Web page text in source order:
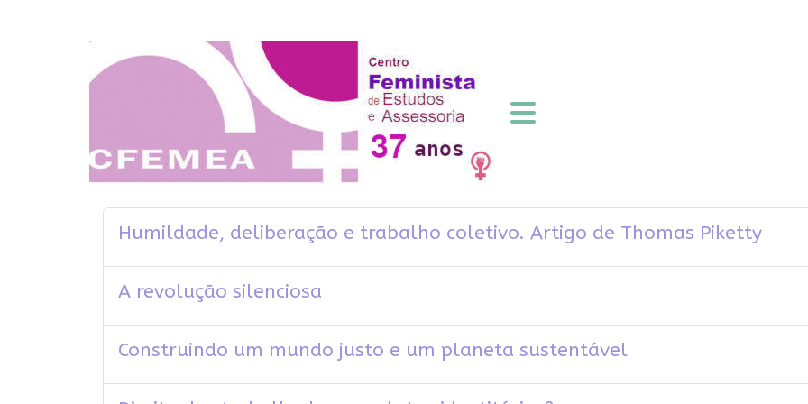
Humildade, deliberação e trabalho coletivo. Artigo de Thomas Piketty
A revolução silenciosa
Construindo um mundo justo e um planeta sustentável